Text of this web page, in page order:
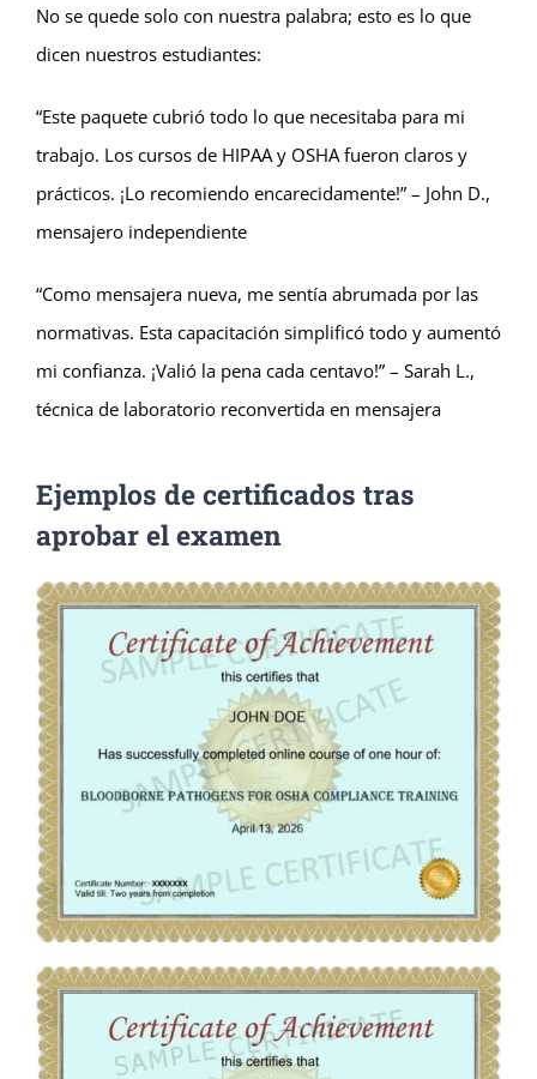
No se quede solo con nuestra palabra; esto es lo que
dicen nuestros estudiantes:
“Este paquete cubrió todo lo que necesitaba para mi
trabajo. Los cursos de HIPAA y OSHA fueron claros y
prácticos. ¡Lo recomiendo encarecidamente!” – John D.,
mensajero independiente
“Como mensajera nueva, me sentía abrumada por las
normativas. Esta capacitación simplificó todo y aumentó
mi confianza. ¡Valió la pena cada centavo!” – Sarah L.,
técnica de laboratorio reconvertida en mensajera
Ejemplos de certificados tras
aprobar el examen